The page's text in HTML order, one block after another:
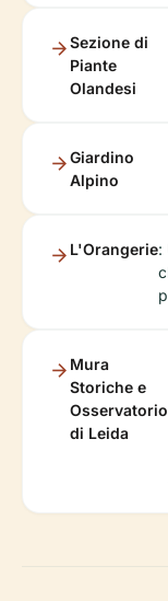
Sezione di
Piante
Olandesi
Giardino
Alpino
L'Orangerie:
Mura
Storiche e
Osservatorio
di Leida